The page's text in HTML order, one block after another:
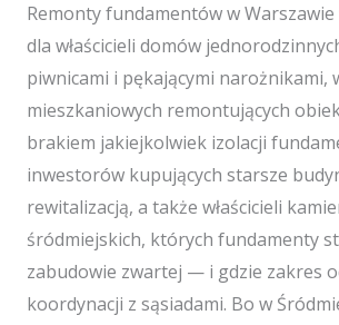
Remonty fundamentów w
dla właścicieli domów
piwnicami i pękającymi narożnikami,
mieszkaniowych remontujących
brakiem jakiejkolwiek izolacji
inwestorów kupujących starsze
rewitalizacją, a także właścicieli
śródmiejskich, których fundamenty
zabudowie zwartej — i gdzie zakres
koordynacji z sąsiadami. Bo w